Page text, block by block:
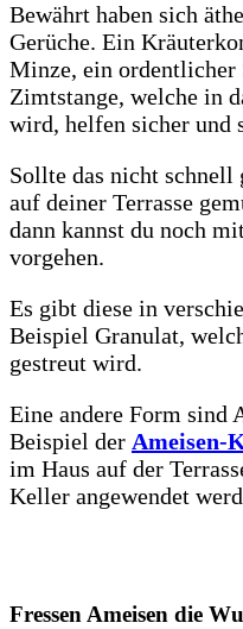
Bewährt haben sich
Gerüche. Ein
Minze, ein ordentlicher
Zimtstange, welche in
wird, helfen sicher und
Sollte das nicht schnell
auf deiner Terrasse
dann kannst du noch
vorgehen.
Es gibt diese in
Beispiel Granulat,
gestreut wird.
Eine andere Form sind
Beispiel der Ameisen-
im Haus auf der
Keller angewendet
Fressen Ameisen die